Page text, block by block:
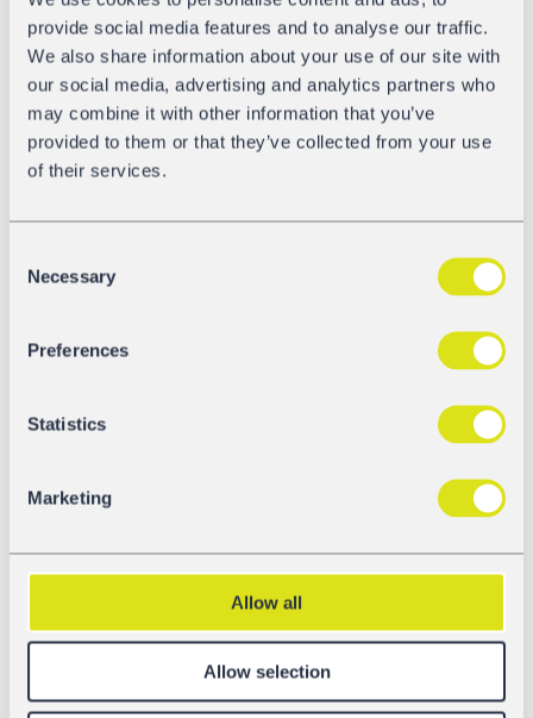
provide social media features and to analyse our traffic.
We also share information about your use of our site with
our social media, advertising and analytics partners who
may combine it with other information that you’ve
provided to them or that they’ve collected from your use
of their services.
Selection
Necessary
Preferences
Statistics
Marketing
Allow all
Allow selection
sparować z dowolnym urządzeniem mobilnym
przystosowanym do sprawdzania statusu prawidłowego
załadunku wagonu w czasie rzeczywistym, a nie post-
factum, co pozwala uniknąć konieczności dokonywania
dalszych korekt i opóźnień. Dodatkowo dane mogą być
wyświetlane na portalu internetowym, gdzie klienci
mogą ustawić alerty, gdy wagon opuszcza
Innovation IT Manager w GATX Rail Europe, zapewnia
większe bezpieczeństwo i wyższą satysfakcję klientów
w czujniki GPS, T3000e może przewozić dwie naczepy
jednocześnie, wystawiając tym samym dwa zaczepy” –
wyposażone w czujniki z certyfikatem ATEX. Dane są
po każdej stronie wagonu, oferując dokładniejszy
przegląd. Odczyty z czujników są przekazywane do GPS
pozostać w wygodnej łączności przez Bluetooth.
Rozwiązanie można łatwo dostosować lub rozbudować
do indywidualnych potrzeb i zintegrować z systemami
informatycznymi klienta za pomocą standardowego